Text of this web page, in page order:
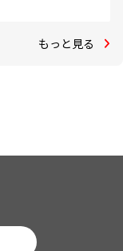
もっと見る